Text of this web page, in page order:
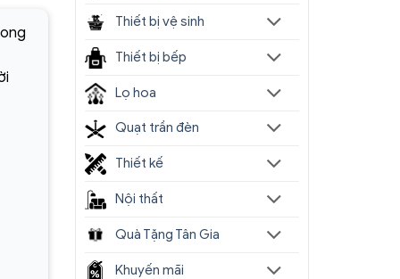
Thiết bị vệ sinh
Thiết bị bếp
Lọ hoa
Quạt trần đèn
Thiết kế
Nội thất
Quà Tặng Tân Gia
Khuyến mãi